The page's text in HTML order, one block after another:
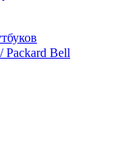
Packard Bell